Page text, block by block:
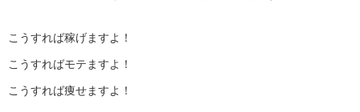
こうすれば稼げますよ！
こうすればモテますよ！
こうすれば痩せますよ！